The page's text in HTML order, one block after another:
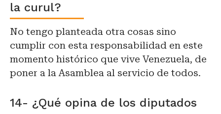
la curul?
No tengo planteada otra cosas sino
cumplir con esta responsabilidad en este
momento histórico que vive Venezuela, de
poner a la Asamblea al servicio de todos.
14- ¿Qué opina de los diputados